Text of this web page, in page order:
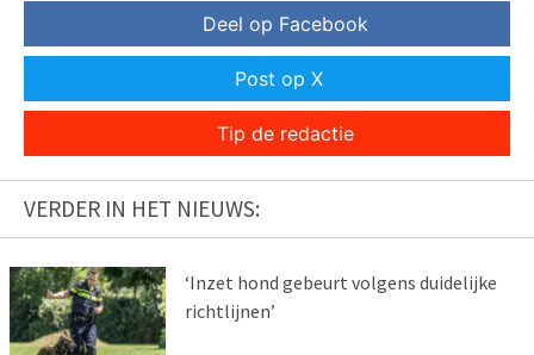
Deel op Facebook
Post op X
Tip de redactie
VERDER IN HET NIEUWS:
‘Inzet hond gebeurt volgens duidelijke
richtlijnen’